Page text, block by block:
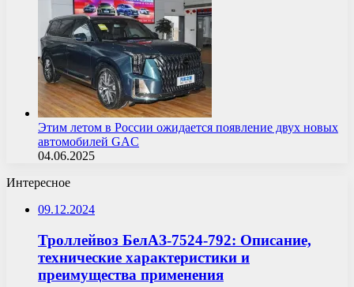
Этим летом в России ожидается появление двух новых
автомобилей GAC
04.06.2025
Интересное
09.12.2024
Троллейвоз БелАЗ-7524-792: Описание,
технические характеристики и
преимущества применения